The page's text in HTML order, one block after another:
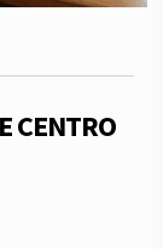
CENTRO